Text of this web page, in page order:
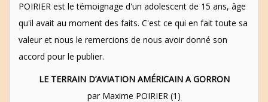
POIRIER est le témoignage d'un adolescent de 15 ans, âge
qu'il avait au moment des faits. C'est ce qui en fait toute sa
valeur et nous le remercions de nous avoir donné son
accord pour le publier.
LE TERRAIN D’AVIATION AMÉRICAIN A GORRON
par Maxime POIRIER (1)